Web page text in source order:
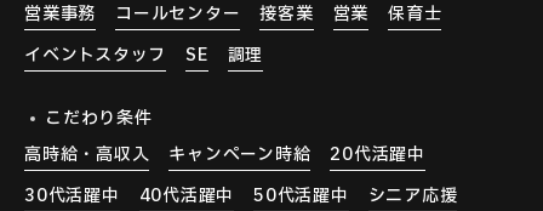
営業事務
コールセンター 接客業 営業
保育士
イベントスタッフ
SE 調理
こだわり条件
高時給・高収入
キャンペーン時給
20代活躍中
30代活躍中
40代活躍中 50代活躍中
シニア応援